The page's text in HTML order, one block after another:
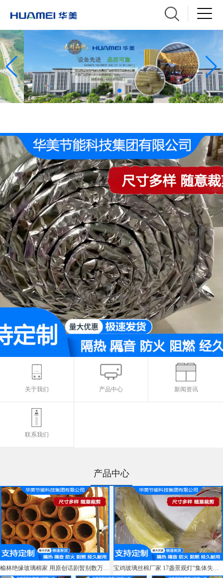
关于我们 产品中心 新闻资讯
联系我们
产品中心
榆林绝缘玻璃棉家 用原创话剧暂别数万社区“老朋友 宝鸡玻璃丝棉厂家 17盏景观灯“集体失明” 市民慨叹“夜路难